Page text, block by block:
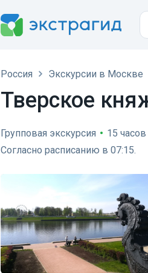
Россия Экскурсии в Москве
Тверское
Групповая экскурсия • 15 часов
Согласно расписанию в 07:15.